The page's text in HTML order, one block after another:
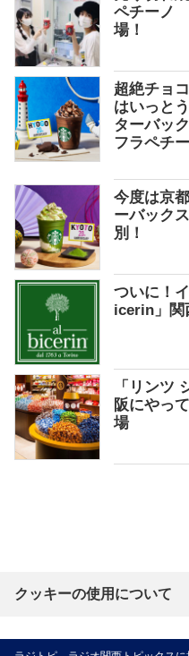
ペチーノ
場！
超絶チョ
はいっと
ターバッ
フラペチ
今度は京
ーバック
別！
ついに！
icerin」関
「リンツ
阪にやっ
場
クッキーの使用について